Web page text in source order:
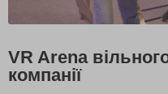
VR Arena
компанії